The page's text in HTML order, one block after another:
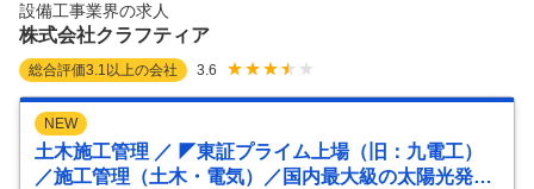
設備工事業界の求人
株式会社クラフティア
総合評価3.1 以上の会社 3.6
NEW
土木施工管理 ／ ◤東証プライム上場（旧：九電工）
／施工管理（土木・電気）／国内最大級の太陽光発電